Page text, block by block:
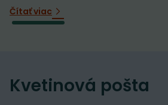
Čítať viac
Kvetinová pošta